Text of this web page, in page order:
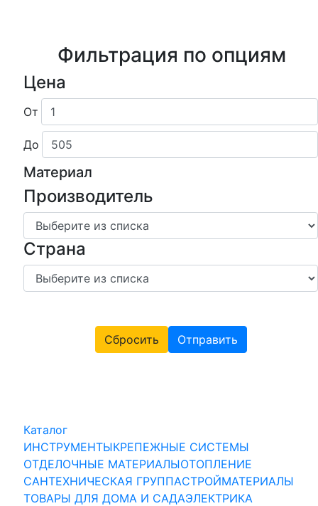
Фильтрация по опциям
Цена
От
До
Материал
Производитель
Страна
Сбросить Отправить
Каталог
ИНСТРУМЕНТЫКРЕПЕЖНЫЕ СИСТЕМЫ
ОТДЕЛОЧНЫЕ МАТЕРИАЛЫОТОПЛЕНИЕ
САНТЕХНИЧЕСКАЯ ГРУППАСТРОЙМАТЕРИАЛЫ
ТОВАРЫ ДЛЯ ДОМА И САДАЭЛЕКТРИКА